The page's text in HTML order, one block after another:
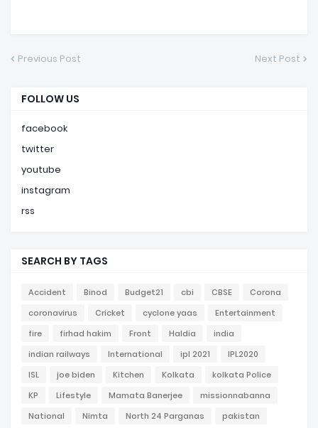
Previous Post Next Post
FOLLOW US
facebook
twitter
youtube
instagram
rss
SEARCH BY TAGS
Accident Binod Budget21 cbi CBSE
Corona
coronavirus
Cricket cyclone yaas
Entertainment
fire
firhad hakim Front Haldia
india
indian railways
International ipl 2021
IPL2020
ISL
joe biden Kitchen Kolkata
kolkata Police
KP
Lifestyle Mamata Banerjee
missionnabanna
National
Nimta North 24 Parganas pakistan